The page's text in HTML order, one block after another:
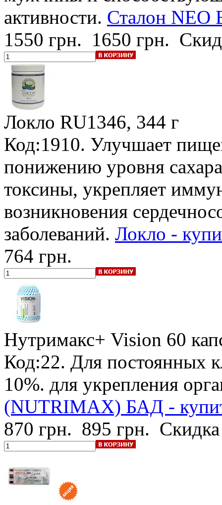
активности. Сталон NEO
1550 грн. 1650 грн.
Локло RU1346, 344 г
Код:1910. Улучшает
понижению уровня
токсины, укрепляет
возникновения
заболеваний. Локло -
764 грн.
Нутримакс+ Vision 60
Код:22. Для постоянных
10%. для укрепления
(NUTRIMAX) БАД -
870 грн. 895 грн.